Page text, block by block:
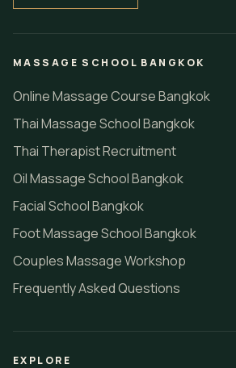
MASSAGE SCHOOL BANGKOK
Online Massage Course Bangkok
Thai Massage School Bangkok
Thai Therapist Recruitment
Oil Massage School Bangkok
Facial School Bangkok
Foot Massage School Bangkok
Couples Massage Workshop
Frequently Asked Questions
EXPLORE